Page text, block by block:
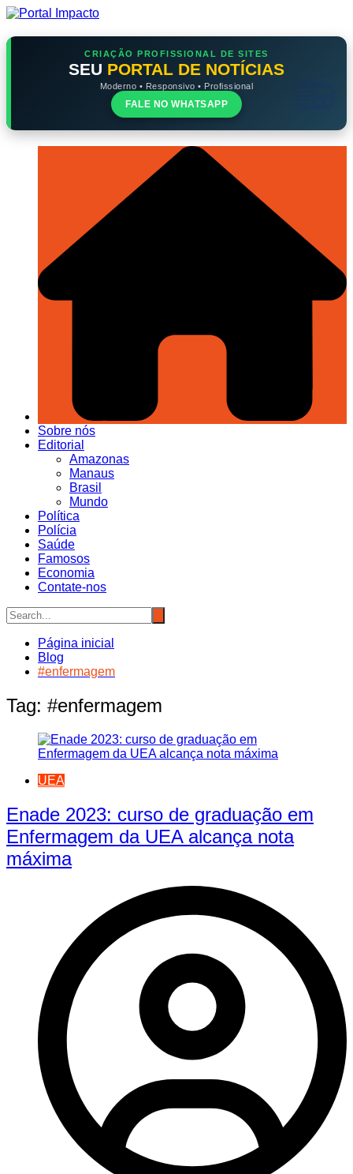
Ir
o
CRIAÇÃO PROFISSIONAL DE SITES
SEU PORTAL DE NOTÍCIAS
Moderno • Responsivo • Profissional
FALE NO WHATSAPP
Sobre nós
Editorial
Amazonas
Manaus
Brasil
Mundo
Política
Polícia
Saúde
Famosos
Economia
Contate-nos
Página inicial
Blog
#enfermagem
Tag: #enfermagem
UEA
Enade 2023: curso de graduação em
Enfermagem da UEA alcança nota
máxima